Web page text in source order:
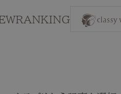
RANKING